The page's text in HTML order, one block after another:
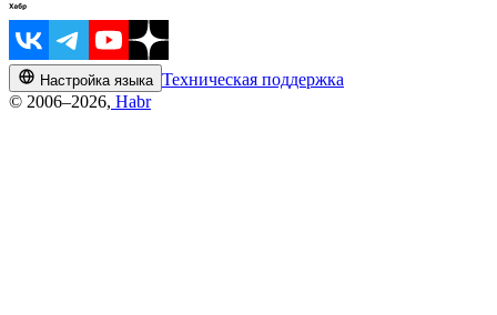
Настройка языка Техническая поддержка
© 2006–2026, Habr